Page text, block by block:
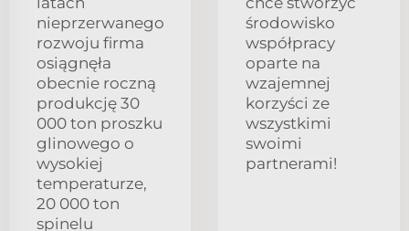
nieprzerwanego
rozwoju firma
osiągnęła
obecnie roczną
produkcję 30
000 ton proszku
glinowego o
wysokiej
temperaturze,
20 000 ton
spinelu
środowisko
współpracy
oparte na
wzajemnej
korzyści ze
wszystkimi
swoimi
partnerami!